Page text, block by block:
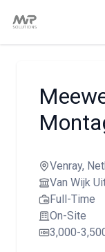
Venray,
Van Wijk
Full-Time
On-Site
3,000-